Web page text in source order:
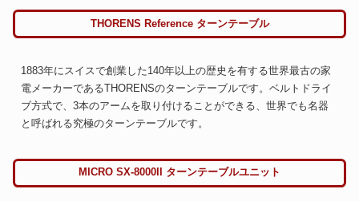
THORENS Reference ターンテーブル
1883年にスイスで創業した140年以上の歴史を有する世界最古の家
電メーカーであるTHORENSのターンテーブルです。ベルトドライ
ブ方式で、3本のアームを取り付けることができる、世界でも名器
と呼ばれる究極のターンテーブルです。
MICRO SX-8000II ターンテーブルユニット